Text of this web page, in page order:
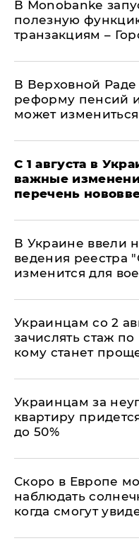
В Мonobankе
полезную
транзакциям –
В Верховной Раде
реформу пенсий
может измениться
С 1 августа в
важные
перечень
В Украине ввели
ведения реестра
изменится для
Украинцам со 2
зачислять стаж
кому станет
Украинцам за
квартиру
до 50%
Скоро в Европе
наблюдать
когда смогут